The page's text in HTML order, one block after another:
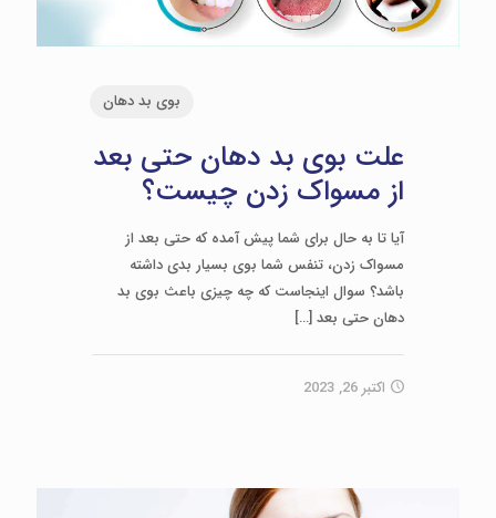
بوی بد دهان
علت بوی بد دهان حتی بعد
از مسواک زدن چیست؟
آیا تا به حال برای شما پیش آمده که حتی بعد از
مسواک زدن، تنفس شما بوی بسیار بدی داشته
باشد؟ سوال اینجاست که چه چیزی باعث بوی بد
دهان حتی بعد[…]
اکتبر 26, 2023